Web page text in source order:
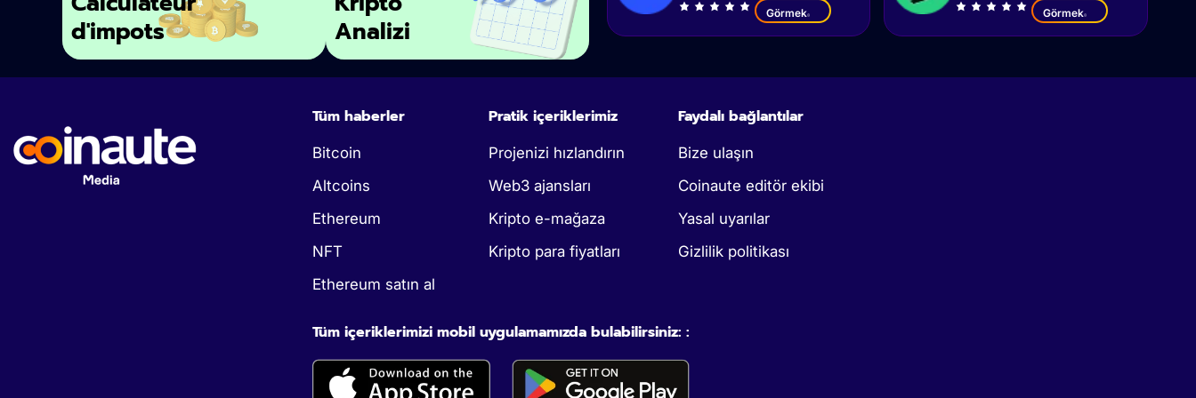
d'impots
Analizi
Görmek Görmek
Tüm haberler
Bitcoin
Altcoins
Ethereum
NFT
Ethereum satın al
Pratik içeriklerimiz
Projenizi hızlandırın
Web3 ajansları
Kripto e-mağaza
Kripto para fiyatları
Faydalı bağlantılar
Bize ulaşın
Coinaute editör ekibi
Yasal uyarılar
Gizlilik politikası
Tüm içeriklerimizi mobil uygulamamızda bulabilirsiniz: :